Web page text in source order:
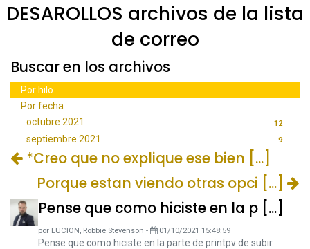
DESAROLLOS archivos de la lista
de correo
Buscar en los archivos
Por hilo
Por fecha
octubre 2021
12
septiembre 2021 9
*Creo que no explique ese bien [...]
Porque estan viendo otras opci [...]
Pense que como hiciste en la p [...]
por LUCION, Robbie Stevenson - 01/10/2021 15:48:59
Pense que como hiciste en la parte de printpv de subir